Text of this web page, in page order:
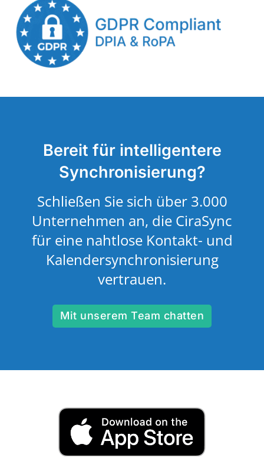
Bereit für intelligentere
Synchronisierung?
Schließen Sie sich über 3.000
Unternehmen an, die CiraSync
für eine nahtlose Kontakt- und
Kalendersynchronisierung
vertrauen.
Mit unserem Team chatten